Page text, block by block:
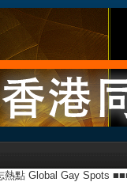
熱點 Global Gay Spots